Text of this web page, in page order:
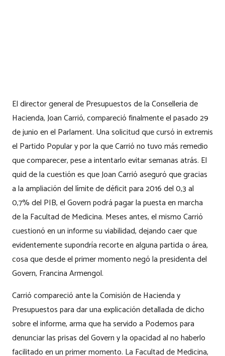
El director general de Presupuestos de la Conselleria de
Hacienda, Joan Carrió, compareció finalmente el pasado 29
de junio en el Parlament. Una solicitud que cursó in extremis
el Partido Popular y por la que Carrió no tuvo más remedio
que comparecer, pese a intentarlo evitar semanas atrás. El
quid de la cuestión es que Joan Carrió aseguró que gracias
a la ampliación del límite de déficit para 2016 del 0,3 al
0,7% del PIB, el Govern podrá pagar la puesta en marcha
de la Facultad de Medicina. Meses antes, el mismo Carrió
cuestionó en un informe su viabilidad, dejando caer que
evidentemente supondría recorte en alguna partida o área,
cosa que desde el primer momento negó la presidenta del
Govern, Francina Armengol.
Carrió compareció ante la Comisión de Hacienda y
Presupuestos para dar una explicación detallada de dicho
sobre el informe, arma que ha servido a Podemos para
denunciar las prisas del Govern y la opacidad al no haberlo
facilitado en un primer momento. La Facultad de Medicina,